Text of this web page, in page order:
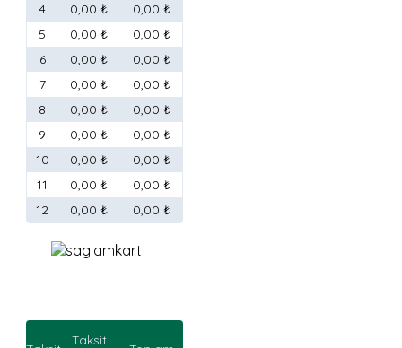
4
0,00 ₺
0,00 ₺
5
0,00 ₺
0,00 ₺
6
0,00 ₺
0,00 ₺
7
0,00 ₺
0,00 ₺
8
0,00 ₺
0,00 ₺
9
0,00 ₺
0,00 ₺
10
0,00 ₺
0,00 ₺
11
0,00 ₺
0,00 ₺
12
0,00 ₺ 0,00 ₺
Taksit